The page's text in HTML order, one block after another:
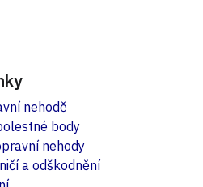
nehodě
body
nehody
a odškodnění